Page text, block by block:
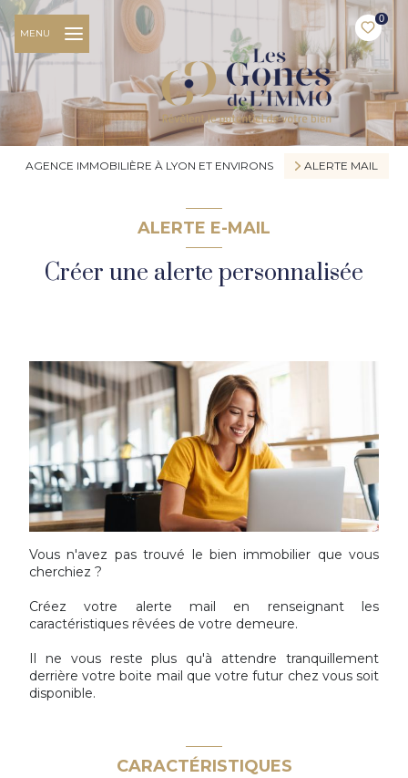
0
MENU
AGENCE IMMOBILIÈRE À LYON ET ENVIRONS ALERTE MAIL
ALERTE E-MAIL
Créer une alerte personnalisée
Vous n'avez pas trouvé le bien immobilier que vous
cherchiez ?
Créez votre alerte mail en renseignant les
caractéristiques rêvées de votre demeure.
Il ne vous reste plus qu'à attendre tranquillement
derrière votre boite mail que votre futur chez vous soit
disponible.
CARACTÉRISTIQUES